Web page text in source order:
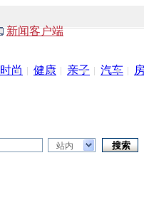
新闻客户端
时尚 健康 亲子 汽车
站内